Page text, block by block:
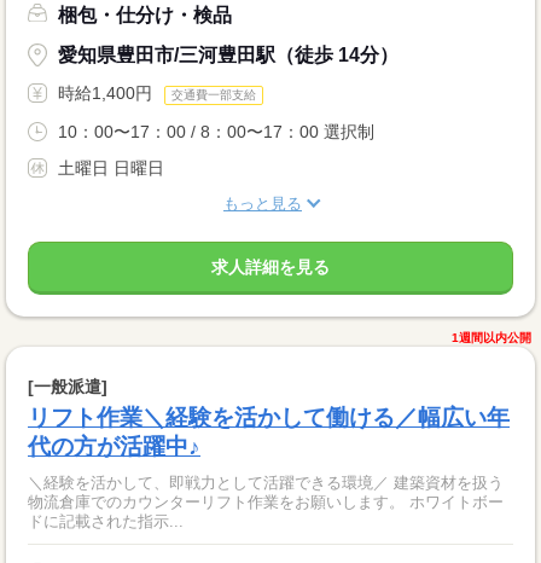
梱包・仕分け・検品
愛知県豊田市/三河豊田駅（徒歩 14分）
時給1,400円 交通費一部支給
10：00〜17：00 / 8：00〜17：00 選択制
土曜日 日曜日
もっと見る
求人詳細を見る
1週間以内公開
[一般派遣]
リフト作業＼経験を活かして働ける／幅広い年
代の方が活躍中♪
＼経験を活かして、即戦力として活躍できる環境／ 建築資材を扱う
物流倉庫でのカウンターリフト作業をお願いします。 ホワイトボー
ドに記載された指示...